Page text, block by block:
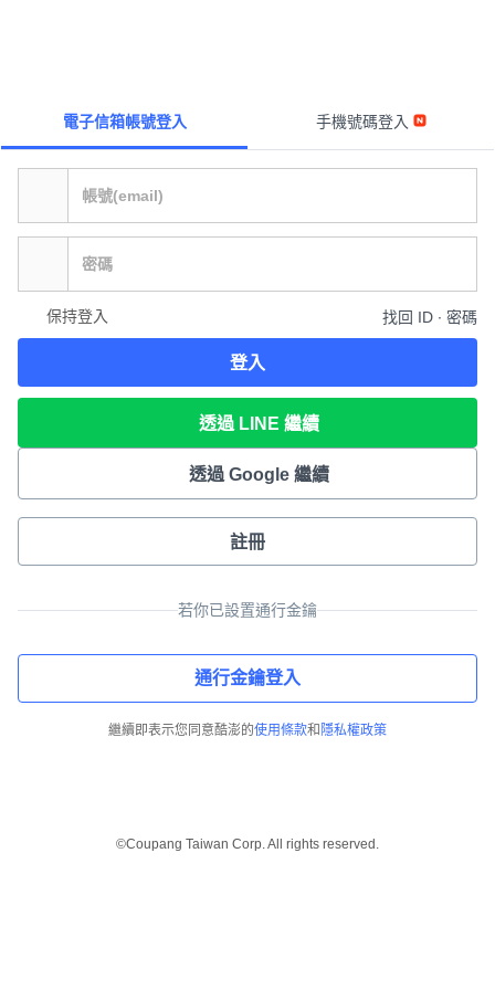
電子信箱帳號登入 手機號碼登入
保持登入 找回 ID ∙ 密碼
登入
透過 LINE 繼續
透過 Google 繼續
註冊
若你已設置通行金鑰
通行金鑰登入
繼續即表示您同意酷澎的使用條款和 隱私權政策
©Coupang Taiwan Corp. All rights reserved.